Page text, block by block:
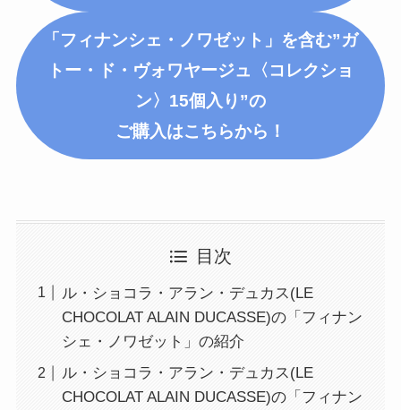
「フィナンシェ・ノワゼット」を含む”ガ
トー・ド・ヴォワヤージュ〈コレクショ
ン〉15個入り”の
ご購入はこちらから！
目次
ル・ショコラ・アラン・デュカス(LE
CHOCOLAT ALAIN DUCASSE)の「フィナン
シェ・ノワゼット」の紹介
ル・ショコラ・アラン・デュカス(LE
CHOCOLAT ALAIN DUCASSE)の「フィナン